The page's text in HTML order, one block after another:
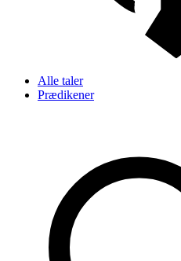
Alle taler
Prædikener